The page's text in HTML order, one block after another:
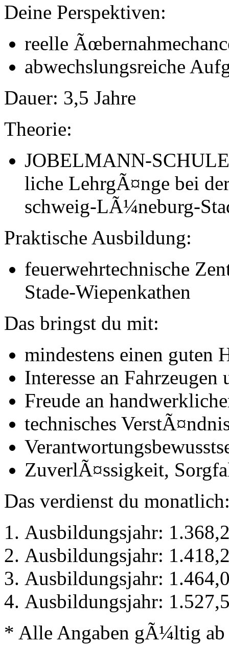
Deine Perspektiven:
reelle
abwechslungsreiche
Dauer: 3,5 Jahre
Theorie:
JOBELMANN-
liche Lehr­gÃ¤nge bei
schweig-LÃ¼neburg-
Praktische Ausbildung:
feuerwehrtechnische
Stade-Wiepenkathen
Das bringst du mit:
mindestens einen guten
Interesse an
Freude an
technisches
ZuverlÃ¤ssigkeit,
Das verdienst du
Ausbildungsjahr:
Ausbildungsjahr:
Ausbildungsjahr:
Ausbildungsjahr:
* Alle Angaben gÃ¼ltig